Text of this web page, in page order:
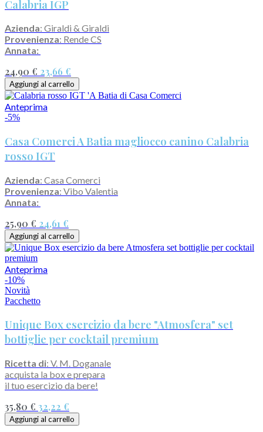
Calabria IGP
Azienda: Giraldi & Giraldi
Provenienza: Rende CS
Annata:
24,90 € 23,66 €
Aggiungi al carrello
Anteprima
-5%
Casa Comerci A Batia magliocco canino Calabria
rosso IGT
Azienda: Casa Comerci
Provenienza: Vibo Valentia
Annata:
25,90 € 24,61 €
Aggiungi al carrello
Anteprima
-10%
Novità
Pacchetto
Unique Box esercizio da bere "Atmosfera" set
bottiglie per cocktail premium
Ricetta di: V. M. Doganale
acquista la box e prepara
il tuo esercizio da bere!
35,80 € 32,22 €
Aggiungi al carrello